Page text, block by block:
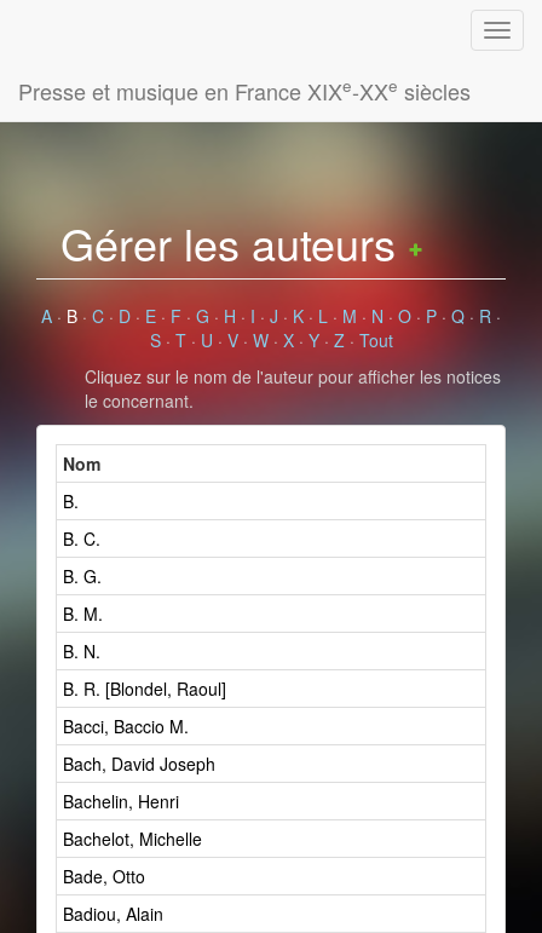
Presse et musique en France XIXe-XXe siècles
Gérer les auteurs
A · B · C · D · E · F · G · H · I · J · K · L · M · N · O · P · Q · R ·
S· T· U · V· W· X· Y· Z· Tout
Cliquez sur le nom de l'auteur pour afficher les notices
le concernant.
Nom
B.
B. C.
B. G.
B. M.
B. N.
B. R. [Blondel, Raoul]
Bacci, Baccio M.
Bach, David Joseph
Bachelin, Henri
Bachelot, Michelle
Bade, Otto
Badiou, Alain